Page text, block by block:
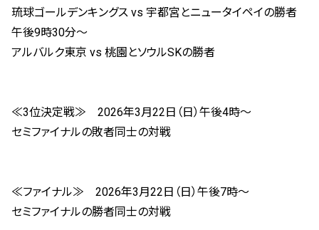
琉球ゴールデンキングス vs 宇都宮とニュータイペイの勝者
午後9時30分～
アルバルク東京 vs 桃園とソウルSKの勝者
≪3位決定戦≫ 2026年3月22日（日）午後4時～
セミファイナルの敗者同士の対戦
≪ファイナル≫ 2026年3月22日（日）午後7時～
セミファイナルの勝者同士の対戦